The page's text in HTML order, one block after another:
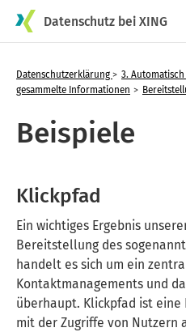
Datenschutz bei XING
Datenschutzerklärung
3.
gesammelte Informationen
Beispiele
Klickpfad
Ein wichtiges Ergebnis
Bereitstellung des
handelt es sich um ein
Kontaktmanagements und
überhaupt. Klickpfad ist eine
mit der Zugriffe von Nutzern